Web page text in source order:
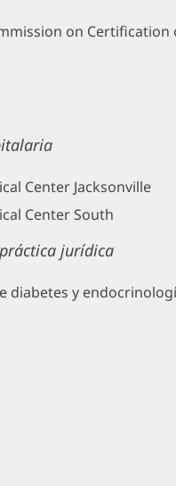
on Certification
Center Jacksonville
Center South
jurídica
diabetes y